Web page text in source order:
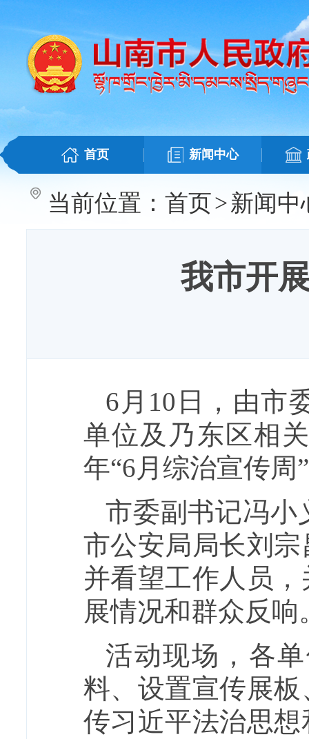
首页 新闻中心
当前位置： 首页>新闻中
我市开
6月10日，由市
单位及乃东区相
年“6月综治宣传周
市委副书记冯小
市公安局局长刘
并看望工作人员
展情况和群众反响
活动现场，各
料、设置宣传展
传习近平法治思